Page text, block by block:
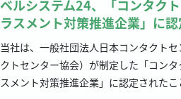
ベルシステム24、「コンタク
ラスメント対策推進企業」に認
当社は、一般社団法人日本コンタクト
クトセンター協会）が制定した「コン
スメント対策推進企業」に認定された